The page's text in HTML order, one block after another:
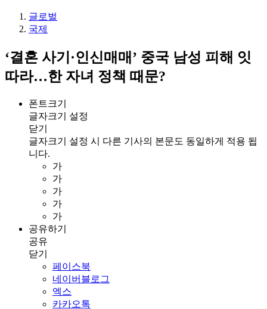
글로벌
국제
‘결혼 사기·인신매매’ 중국 남성 피해 잇
따라…한 자녀 정책 때문?
폰트크기
글자크기 설정
닫기
글자크기 설정 시 다른 기사의 본문도 동일하게 적용 됩
니다.
가
가
가
가
가
공유하기
공유
닫기
페이스북
네이버블로그
엑스
카카오톡